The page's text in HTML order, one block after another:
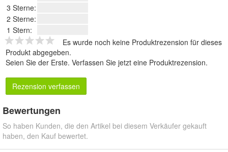
3 Sterne:
2 Sterne:
1 Stern:
Es wurde noch keine Produktrezension für dieses
Produkt abgegeben.
Seien Sie der Erste. Verfassen Sie jetzt eine Produktrezension.
Rezension verfassen
Bewertungen
So haben Kunden, die den Artikel bei diesem Verkäufer gekauft
haben, den Kauf bewertet.